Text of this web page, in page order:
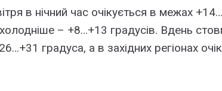
в нічний час очікується в межах
– +8…+13 градусів. Вдень
градуса, а в західних регіонах